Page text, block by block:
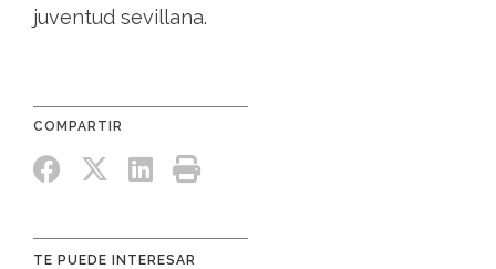
juventud sevillana.
TE PUEDE INTERESAR